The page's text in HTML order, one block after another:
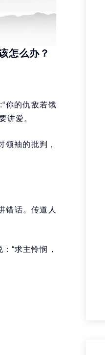
怎么办？
你的仇敌若饿
讲爱。
袖的批判，
错话。传道人
“求主怜悯，